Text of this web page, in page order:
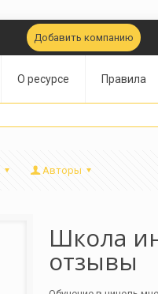
Добавить компанию
О ресурсе Правила
Авторы
Школа
отзывы